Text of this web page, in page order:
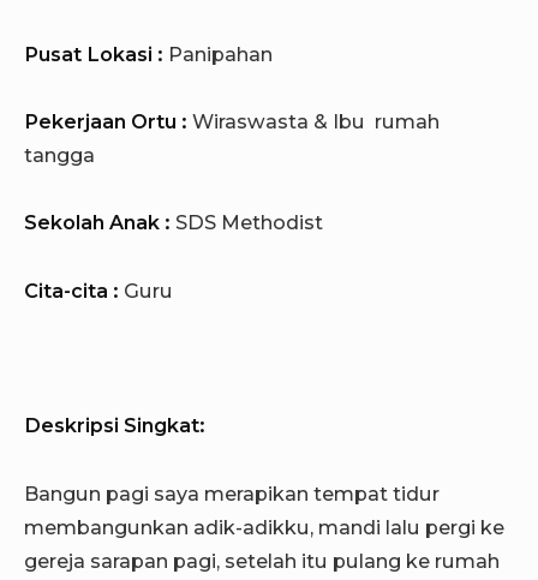
Pusat Lokasi : Panipahan
Pekerjaan Ortu : Wiraswasta & Ibu rumah
tangga
Sekolah Anak : SDS Methodist
Cita-cita : Guru
Deskripsi Singkat:
Bangun pagi saya merapikan tempat tidur
membangunkan adik-adikku, mandi lalu pergi ke
gereja sarapan pagi, setelah itu pulang ke rumah